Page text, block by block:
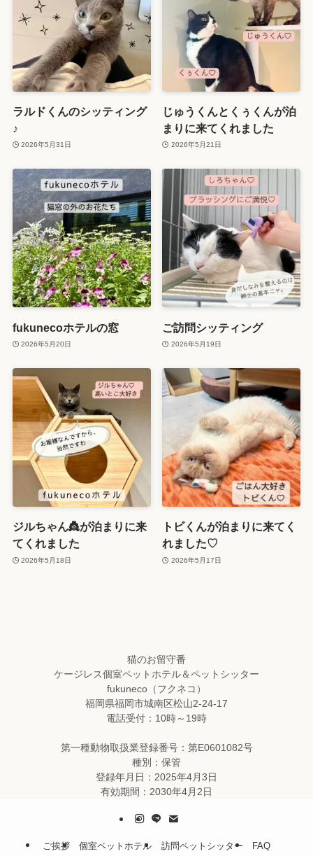
ラルドくんのシッティング
♪
2026年5月31日
じゅうくんとくぅくんが泊
まりに来てくれました
2026年5月21日
fukunecoホテルの窓
2026年5月20日
ご訪問シッティング
2026年5月19日
ジルちゃん👸が泊まりに来
てくれました
2026年5月18日
トビくんが泊まりに来てく
れました♡
2026年5月17日
猫のお留守番
ケージレス個室ペットホテル＆ペットシッター
fukuneco（フクネコ）
福岡県福岡市城南区松山2-24-17
電話受付：10時～19時
第一種動物取扱業登録番号：第E0601082号
種別：保管
登録年月日：2025年4月3日
有効期間：2030年4月2日
ご挨拶 個室ペットホテル 訪問ペットシッター FAQ